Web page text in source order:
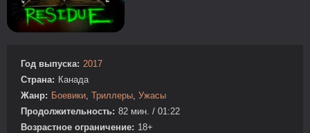
Год выпуска: 2017
Страна: Канада
Жанр: Боевики Триллеры Ужасы
Продолжительность: 82 мин. / 01:22
Возрастное ограничение: 18+